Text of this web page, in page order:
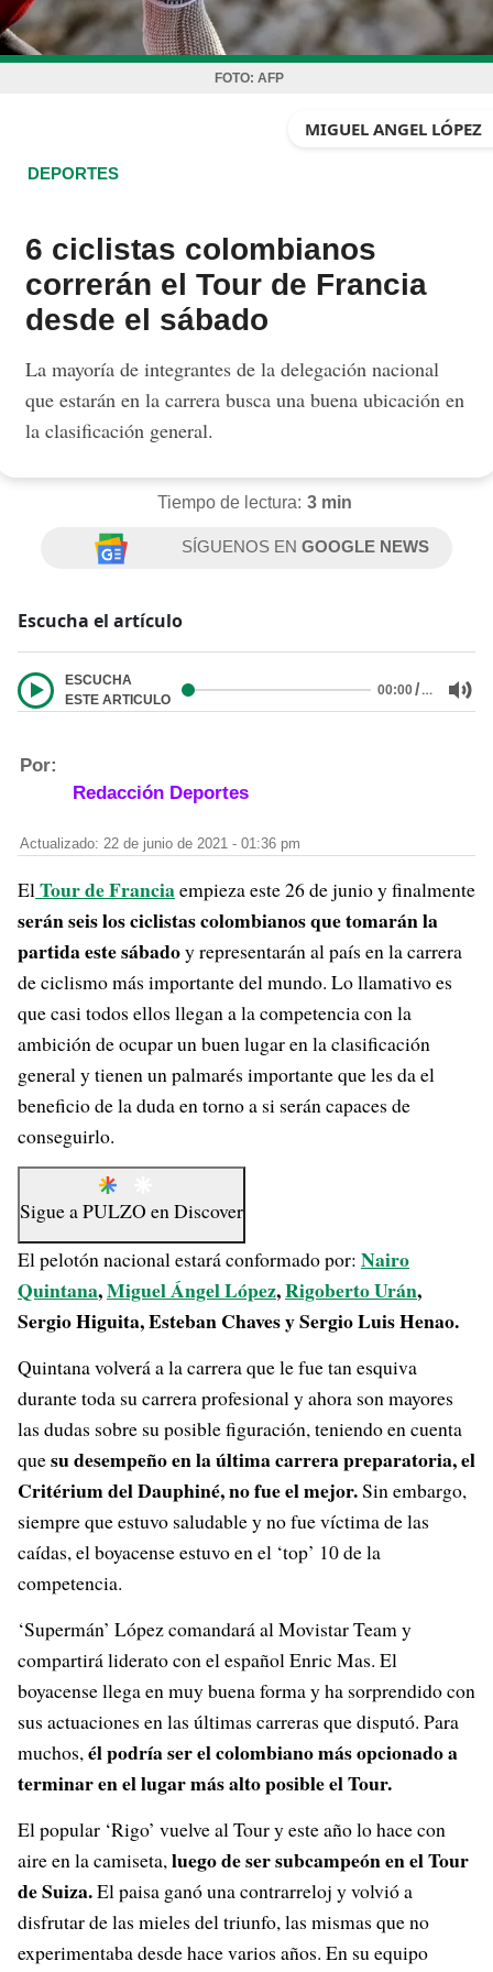
FOTO: AFP
MIGUEL ANGEL LÓPEZ
DEPORTES
6 ciclistas colombianos
correrán el Tour de Francia
desde el sábado
La mayoría de integrantes de la delegación nacional
que estarán en la carrera busca una buena ubicación en
la clasificación general.
Tiempo de lectura: 3 min
SÍGUENOS ENGOOGLE NEWS
Escucha el artículo
ESCUCHA
ESTE ARTICULO
00:00/…
Por:
Redacción Deportes
Actualizado: 22 de junio de 2021 - 01:36 pm
ElTour de Franciaempieza este 26 de junio y finalmente
serán seis los ciclistas colombianos que tomarán la
partida este sábadoy representarán al país en la carrera
de ciclismo más importante del mundo. Lo llamativo es
que casi todos ellos llegan a la competencia con la
ambición de ocupar un buen lugar en la clasificación
general y tienen un palmarés importante que les da el
beneficio de la duda en torno a si serán capaces de
conseguirlo.
Sigue aPULZO enDiscover
El pelotón nacional estará conformado por: Nairo
Quintana,Miguel Ángel López,Rigoberto Urán,
Sergio Higuita, Esteban Chaves y Sergio Luis Henao.
Quintana volverá a la carrera que le fue tan esquiva
durante toda su carrera profesional y ahora son mayores
las dudas sobre su posible figuración, teniendo en cuenta
quesu desempeño en la última carrera preparatoria, el
Critérium del Dauphiné, no fue el mejor.Sin embargo,
siempre que estuvo saludable y no fue víctima de las
caídas, el boyacense estuvo en el ‘top’ 10 de la
competencia.
‘Supermán’ López comandará al Movistar Team y
compartirá liderato con el español Enric Mas. El
boyacense llega en muy buena forma y ha sorprendido con
sus actuaciones en las últimas carreras que disputó. Para
muchos,él podría ser el colombiano más opcionado a
terminar en el lugar más alto posible el Tour.
El popular ‘Rigo’ vuelve al Tour y este año lo hace con
aire en la camiseta,luego de ser subcampeón en el Tour
de Suiza.El paisa ganó una contrarreloj y volvió a
disfrutar de las mieles del triunfo, las mismas que no
experimentaba desde hace varios años. En su equipo